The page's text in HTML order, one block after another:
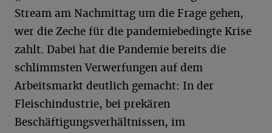
Stream am Nachmittag um die Frage gehen,
wer die Zeche für die pandemiebedingte Krise
zahlt. Dabei hat die Pandemie bereits die
schlimmsten Verwerfungen auf dem
Arbeitsmarkt deutlich gemacht: In der
Fleischindustrie, bei prekären
Beschäftigungsverhältnissen, im